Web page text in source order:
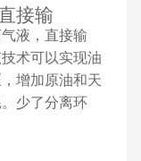
接输
液，直接输
术可以实现油
增加原油和天
少了分离环